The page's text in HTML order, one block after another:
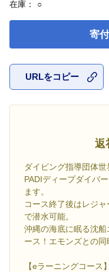
在庫： ○
寄
URLをコピー
返
ダイビング指導団体
PADIディープダイバ
ます。
コース終了後はレジ
で潜水可能。
沖縄の海底に眠る沈
ース！エモンズとの同
【eラーニングコー